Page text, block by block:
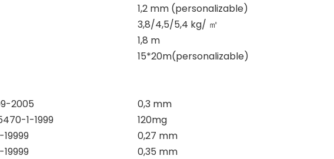
1,2 mm (personalizable)
3,8/4,5/5,4 kg/ ㎡
1,8 m
15*20m(personalizable)
2005
0,3 mm
1-1999
120mg
19999
0,27 mm
19999
0,35 mm